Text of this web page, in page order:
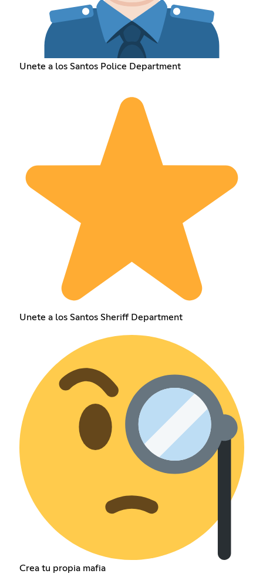
Unete a los Santos Police Department
Unete a los Santos Sheriff Department
Crea tu propia mafia